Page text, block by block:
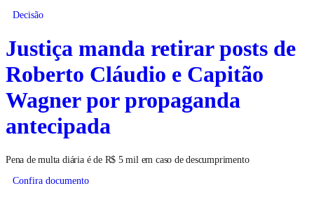
Decisão
Justiça manda retirar posts de
Roberto Cláudio e Capitão
Wagner por propaganda
antecipada
Pena de multa diária é de R$ 5 mil em caso de descumprimento
Confira documento